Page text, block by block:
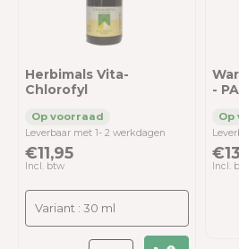
Herbimals Vita-
Chlorofyl
Leverbaar met 1- 2 werkdagen
€11,95
Incl. btw
-
Incl.